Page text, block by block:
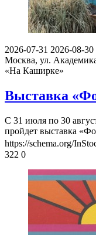
2026-07-31 2026-08-30
Москва, ул.
«На Каширке»
Выставка
С 31 июля по 30
пройдет выставка
https://schema.org/
322 0